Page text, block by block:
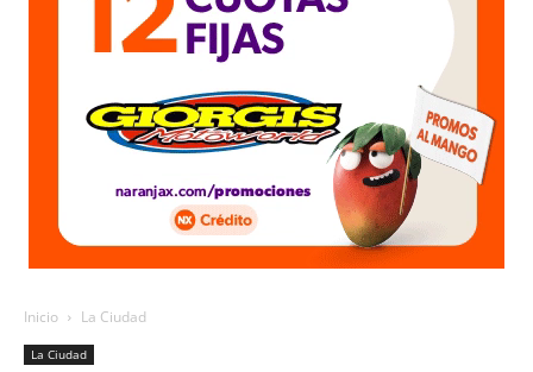
Inicio La Ciudad
La Ciudad